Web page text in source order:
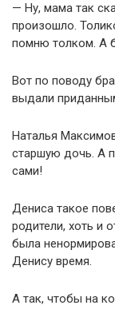
— Ну, мама так
произошло.
помню толком. А
Вот по поводу
выдали
Наталья
старшую дочь. А
сами!
Дениса такое
родители, хоть и
была
Денису время.
А так, чтобы на